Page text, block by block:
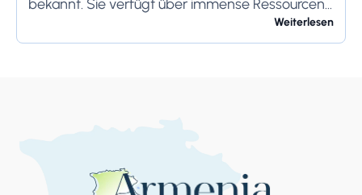
bekannt. Sie verfügt über immense Ressourcen
und bietet ihren Bewohnern so viel. Bangalore ist
berühmt für seine...
Weiterlesen